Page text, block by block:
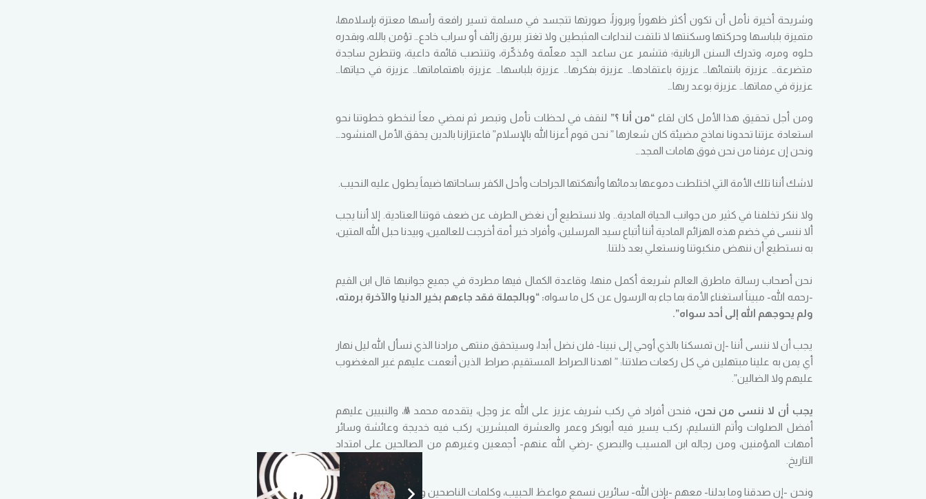
وشريحة أخيرة نأمل أن تكون أكثر ظهوراً وبروزاً، صورتها تتجسد في مسلمة تسير رافعة رأسها معتزة بإسلامها،
متميزة بلباسها وحركتها وسكنتها لا تلتفت لنداءات المثبطين ولا تغتر ببريق زائف أو سراب خادع… تؤمن بالله، وبقدره
حلوه ومره، وتدرك السنن الربانية؛ فتشمر عن ساعد الجِد معلّمة ومُذكّرة، وتنتصب قائمة داعية، وتنطرح ساجدة
متضرعة… عزيزة بانتمائها… عزيزة باعتقادها… عزيزة بفكرها… عزيزة بلباسها… عزيزة باهتماماتها… عزيزة في حياتها…
عزيزة في مماتها… عزيزة بوعد ربها…
ومن أجل تحقيق هذا الأمل كان لقاء “من أنا ؟” لنقف في لحظات تأمل وتبصر ثم نمضي معاً لنخطو خطوتنا نحو
استعادة عزتنا تحدونا نماذج مضيئة كان شعارها ” نحن قوم أعزنا الله بالإسلام” فاعتزازنا بالدين يحقق الأمل المنشود…
ونحن إن عرفنا من نحن فوق هامات المجد…
لاشك أننا تلك الأمة التي اختلطت دموعها بدمائها وأنهكتها الجراحات وأحل الكفر بساحاتها ضيماً يطول عليه النحيب.
ولا ننكر تخلفنا في كثير من جوانب الحياة المادية.. ولا نستطيع أن نغض الطرف عن ضعف قوتنا العتادية. إلا أننا يجب
ألا ننسى في خضم هذه الهزائم المادية أننا أتباع سيد المرسلين، وأفراد خير أمة أخرجت للعالمين، وبيدنا حبل الله المتين،
به نستطيع أن ننهض منكبوتنا ونستعلي بعد ذلتنا.
نحن أصحاب رسالة ماطرق العالم شريعة أكمل منها، وقاعدة الكمال فيها مطردة في جميع جوانبها قال ابن القيم
-رحمه الله- مبيناً استغناء الأمة بما جاء به الرسول عن كل ما سواه: “وبالجملة فقد جاءهم بخير الدنيا والآخرة برمته،
ولم يحوجهم الله إلى أحد سواه”.
يجب أن لا ننسى أننا -إن تمسكنا بالذي أوحي إلى نبينا- فلن نضل أبدا، وسيتحقق منتهى مرادنا الذي نسأل الله ليل نهار
أي يمن به علينا مبتهلين في كل ركعات صلاتنا: ” اهدنا الصراط المستقيم، صراط الذين أنعمت عليهم غير المغضوب
عليهم ولا الضالين”.
يجب أن لا ننسى من نحن، فنحن أفراد في ركب شريف عزيز على الله عز وجل، يتقدمه محمد ﷺ، والنبيين عليهم
أفضل الصلوات وأتم التسليم، ركب يسير فيه أبوبكر وعمر والعشرة المبشرين، ركب فيه خديجة وعائشة وسائر
أمهات المؤمنين، ومن رجاله ابن المسيب والبصري -رضي الله عنهم- أجمعين وغيرهم من الصالحين على امتداد
التاريخ.
ونحن -إن صدقنا وما بدلنا- معهم -بإذن الله- سائرين نسمع مواعظ الحبيب، وكلمات الناصحين وتسبيح المسبحين بما